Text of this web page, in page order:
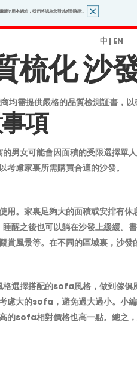
使用本網站，我們將認為您對此感到滿意。
中 | EN
梳化
需提供嚴格的品質檢測証書，以
項
男女可能會因面積的受限選擇
慮家裏所需購買合適的沙發。
。家裏足夠大的面積或安排有
醒之後也可以躺在沙發上緩緩
風景等。在不同的區域裏，沙發
選擇搭配的sofa風格，做到傢
大的sofa，避免過大過小。小
sofa相對價格也高一點。總之